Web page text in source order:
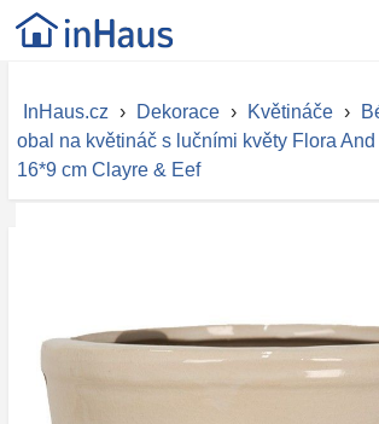
InHaus.cz › Dekorace › Květináče ›
obal na květináč s lučními květy Flora
16*9 cm Clayre & Eef